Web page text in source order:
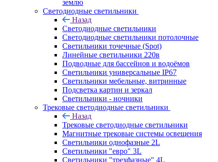
землю
Светодиодные светильники
Назад
Светодиодные светильники
Светодиодные светильники потолочные
Светильники точечные (Spot)
Линейные светильники 220в
Подводные для бассейнов и водоёмов
Светильники универсальные IP67
Светильники мебельные, витринные
Подсветка картин и зеркал
Светильники - ночники
Трековые светодиодные светильники
Назад
Трековые светодиодные светильники
Магнитные трековые системы освещения
Светильники однофазные 2L
Светильники "евро" 3L
Светильники "трехфазные" 4L